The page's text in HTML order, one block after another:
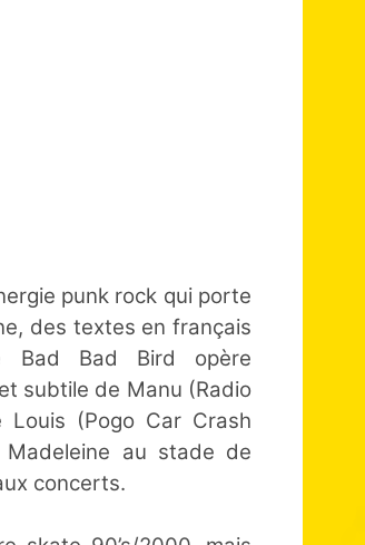
punk rock qui porte
des textes en français
Bad Bird opère
subtile de Manu (Radio
(Pogo Car Crash
au stade de
concerts.